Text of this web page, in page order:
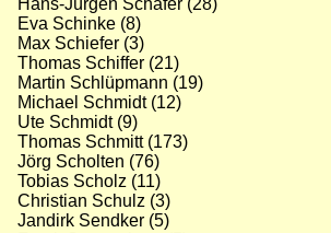
Hans-Jürgen Schäfer (28)
Eva Schinke (8)
Max Schiefer (3)
Thomas Schiffer (21)
Martin Schlüpmann (19)
Michael Schmidt (12)
Ute Schmidt (9)
Thomas Schmitt (173)
Jörg Scholten (76)
Tobias Scholz (11)
Christian Schulz (3)
Jandirk Sendker (5)